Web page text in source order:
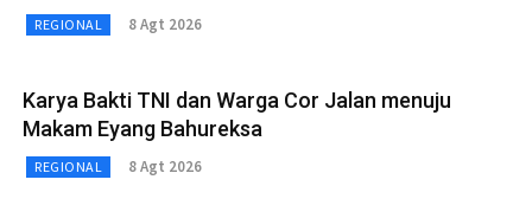
REGIONAL 8 Agt 2026
Karya Bakti TNI dan Warga Cor Jalan menuju
Makam Eyang Bahureksa
REGIONAL 8 Agt 2026